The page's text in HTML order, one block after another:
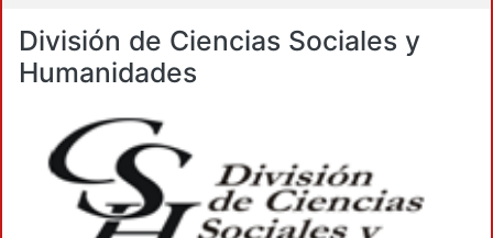
División de Ciencias Sociales y
Humanidades